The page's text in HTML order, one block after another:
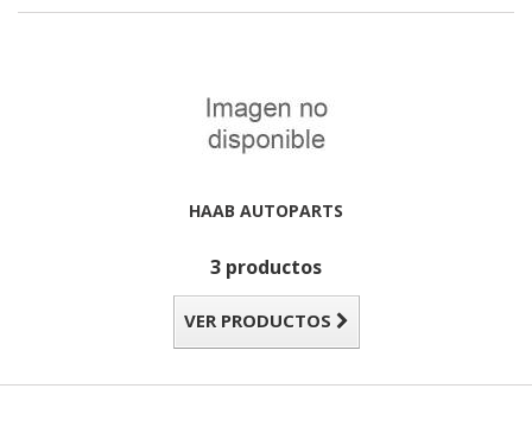
HAAB AUTOPARTS
3 productos
VER PRODUCTOS